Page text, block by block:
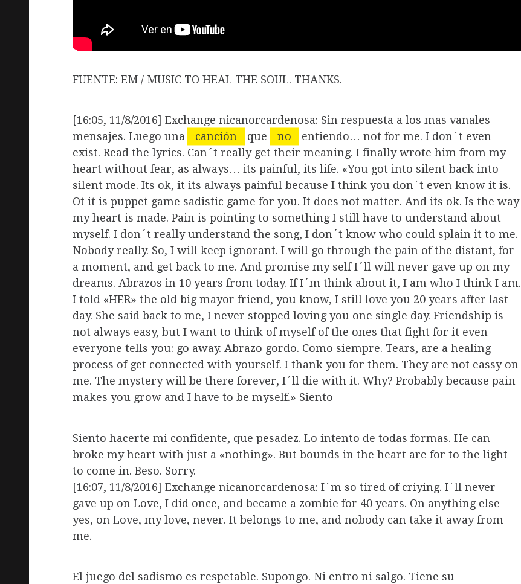
FUENTE: EM / MUSIC TO HEAL THE SOUL. THANKS.
[16:05, 11/8/2016] Exchange nicanorcardenosa: Sin respuesta a los mas vanales
mensajes. Luego una
canción que no
entiendo… not for me. I don´t even
exist. Read the lyrics. Can´t really get their meaning. I finally wrote him from my
heart without fear, as always… its painful, its life. «You got into silent back into
silent mode. Its ok, it its always painful because I think you don´t even know it is.
Ot it is puppet game sadistic game for you. It does not matter. And its ok. Is the way
my heart is made. Pain is pointing to something I still have to understand about
myself. I don´t really understand the song, I don´t know who could splain it to me.
Nobody really. So, I will keep ignorant. I will go through the pain of the distant, for
a moment, and get back to me. And promise my self I´ll will never gave up on my
dreams. Abrazos in 10 years from today. If I´m think about it, I am who I think I am.
I told «HER» the old big mayor friend, you know, I still love you 20 years after last
day. She said back to me, I never stopped loving you one single day. Friendship is
not always easy, but I want to think of myself of the ones that fight for it even
everyone tells you: go away. Abrazo gordo. Como siempre. Tears, are a healing
process of get connected with yourself. I thank you for them. They are not eassy on
me. The mystery will be there forever, I´ll die with it. Why? Probably because pain
makes you grow and I have to be myself.» Siento
Siento hacerte mi confidente, que pesadez. Lo intento de todas formas. He can
broke my heart with just a «nothing». But bounds in the heart are for to the light
to come in. Beso. Sorry.
[16:07, 11/8/2016] Exchange nicanorcardenosa: I´m so tired of criying. I´ll never
gave up on Love, I did once, and became a zombie for 40 years. On anything else
yes, on Love, my love, never. It belongs to me, and nobody can take it away from
me.
El juego del sadismo es respetable. Supongo. Ni entro ni salgo. Tiene su